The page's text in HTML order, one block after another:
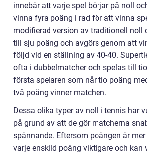
innebär att varje spel börjar på noll
vinna fyra poäng i rad för att vinna
modifierad version av traditionell noll
till sju poäng och avgörs genom att
följd vid en ställning av 40-40.
ofta i dubbelmatcher och spelas till
första spelaren som når tio poäng
två poäng vinner matchen.
Dessa olika typer av noll i tennis har
på grund av att de gör matcherna
spännande. Eftersom poängen är
varje enskild poäng viktigare och kan